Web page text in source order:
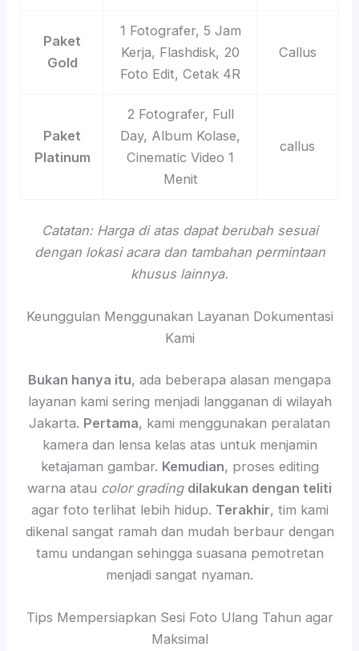
Paket
Gold
1 Fotografer, 5 Jam
Kerja, Flashdisk, 20
Foto Edit, Cetak 4R
Callus
Paket
Platinum
2 Fotografer, Full
Day, Album Kolase,
Cinematic Video 1
Menit
callus
Catatan: Harga di atas dapat berubah sesuai
dengan lokasi acara dan tambahan permintaan
khusus lainnya.
Keunggulan Menggunakan Layanan Dokumentasi
Kami
Bukan hanya itu, ada beberapa alasan mengapa
layanan kami sering menjadi langganan di wilayah
Jakarta. Pertama, kami menggunakan peralatan
kamera dan lensa kelas atas untuk menjamin
ketajaman gambar. Kemudian, proses editing
warna atau color grading dilakukan dengan teliti
agar foto terlihat lebih hidup. Terakhir, tim kami
dikenal sangat ramah dan mudah berbaur dengan
tamu undangan sehingga suasana pemotretan
menjadi sangat nyaman.
Tips Mempersiapkan Sesi Foto Ulang Tahun agar
Maksimal